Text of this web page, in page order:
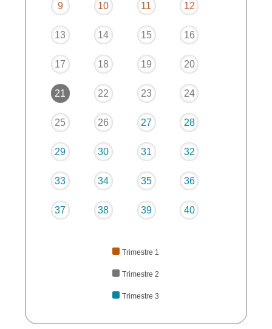
9 10 11 12
13 14 15 16
17 18 19 20
21 22 23 24
25 26 27 28
29 30 31 32
33 34 35 36
37 38 39 40
Trimestre 1
Trimestre 2
Trimestre 3